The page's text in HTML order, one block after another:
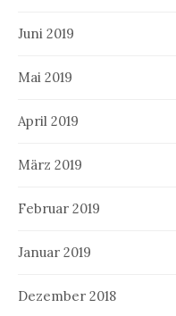
Juni 2019
Mai 2019
April 2019
März 2019
Februar 2019
Januar 2019
Dezember 2018